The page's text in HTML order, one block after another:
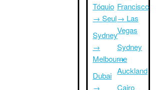
Tóquio
→ Seul
Sydney
→
Melbourne
Dubai
→
Francisco
→ Las
Vegas
Sydney
→
Auckland
Cairo